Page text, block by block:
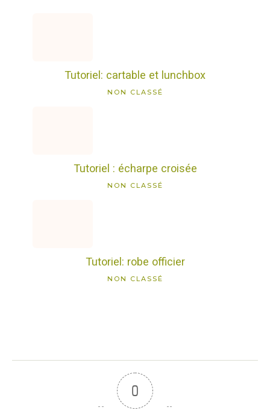
Tutoriel: cartable et lunchbox
NON CLASSÉ
Tutoriel : écharpe croisée
NON CLASSÉ
Tutoriel: robe officier
NON CLASSÉ
0